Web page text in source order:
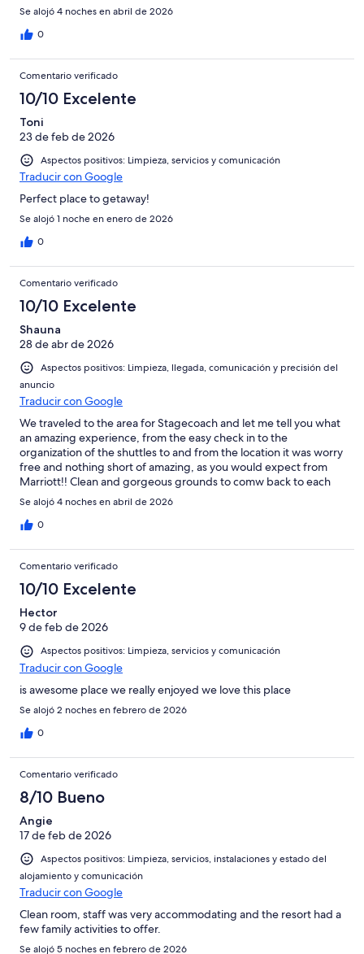
Se alojó 4 noches en abril de 2026
0
Comentario verificado
10/10 Excelente
Toni
23 de feb de 2026
Aspectos positivos: Limpieza, servicios y comunicación
Traducir con Google
Perfect place to getaway!
Se alojó 1 noche en enero de 2026
0
Comentario verificado
10/10 Excelente
Shauna
28 de abr de 2026
Aspectos positivos: Limpieza, llegada, comunicación y precisión del
anuncio
Traducir con Google
We traveled to the area for Stagecoach and let me tell you what
an amazing experience, from the easy check in to the
organization of the shuttles to and from the location it was worry
free and nothing short of amazing, as you would expect from
Marriott!! Clean and gorgeous grounds to comw back to each
night!! Will definitely stay here again
Se alojó 4 noches en abril de 2026
0
Comentario verificado
10/10 Excelente
Hector
9 de feb de 2026
Aspectos positivos: Limpieza, servicios y comunicación
Traducir con Google
is awesome place we really enjoyed we love this place
Se alojó 2 noches en febrero de 2026
0
Comentario verificado
8/10 Bueno
Angie
17 de feb de 2026
Aspectos positivos: Limpieza, servicios, instalaciones y estado del
alojamiento y comunicación
Traducir con Google
Clean room, staff was very accommodating and the resort had a
few family activities to offer.
Se alojó 5 noches en febrero de 2026